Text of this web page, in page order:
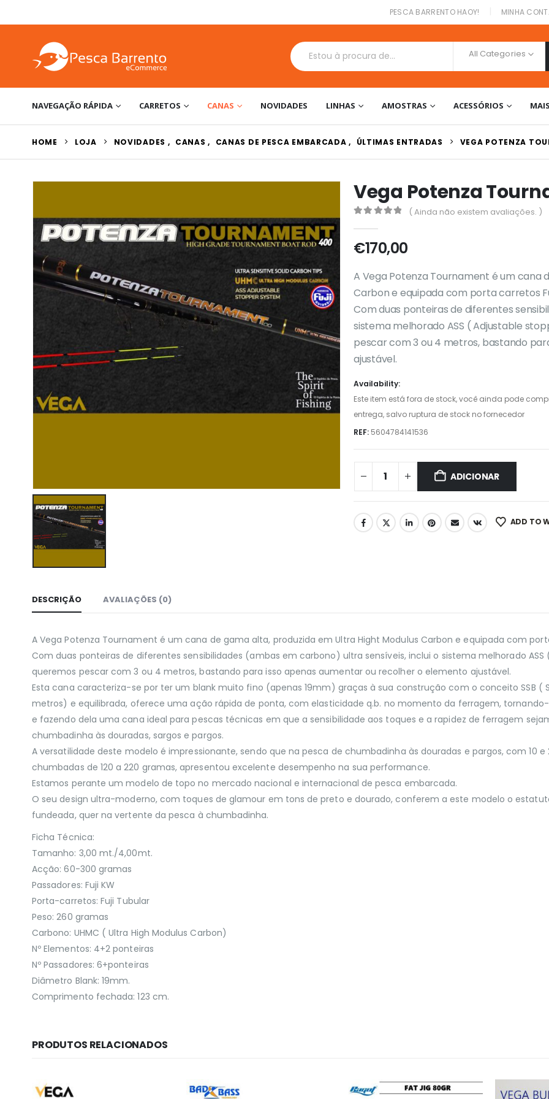
PESCA BARRENTO HAOY! MINHA
All Categories
NAVEGAÇÃO RÁPIDA CARRETOS CANAS NOVIDADES LINHAS AMOSTRAS ACESSÓRIOS
HOME LOJA NOVIDADES , CANAS , CANAS DE PESCA EMBARCADA , ÚLTIMAS ENTRADAS VEGA POTENZA
Vega Potenza
( Ainda não existem avaliações. )
€170,00
A Vega Potenza Tournament é um cana
Carbon e equipada com porta carretos
Com duas ponteiras de diferentes
sistema melhorado ASS ( Adjustable
pescar com 3 ou 4 metros, bastando
ajustável.
Availability:
Este item está fora de stock, você ainda pode
entrega, salvo ruptura de stock no fornecedor
REF: 5604784141536
ADICIONAR
ADD TO
DESCRIÇÃO AVALIAÇÕES (0)
A Vega Potenza Tournament é um cana de gama alta, produzida em Ultra Hight Modulus Carbon e equipada com porta
Com duas ponteiras de diferentes sensibilidades (ambas em carbono) ultra sensíveis, inclui o sistema melhorado
queremos pescar com 3 ou 4 metros, bastando para isso apenas aumentar ou recolher o elemento ajustável.
Esta cana caracteriza-se por ter um blank muito fino (apenas 19mm) graças à sua construção com o conceito SSB (
metros) e equilibrada, oferece uma ação rápida de ponta, com elasticidade q.b. no momento da ferragem,
e fazendo dela uma cana ideal para pescas técnicas em que a sensibilidade aos toques e a rapidez de ferragem
chumbadinha às douradas, sargos e pargos.
A versatilidade deste modelo é impressionante, sendo que na pesca de chumbadinha às douradas e pargos, com
chumbadas de 120 a 220 gramas, apresentou excelente desempenho na sua performance.
Estamos perante um modelo de topo no mercado nacional e internacional de pesca embarcada.
O seu design ultra-moderno, com toques de glamour em tons de preto e dourado, conferem a este modelo o
fundeada, quer na vertente da pesca à chumbadinha.
Ficha Técnica:
Tamanho: 3,00 mt./4,00mt.
Acção: 60-300 gramas
Passadores: Fuji KW
Porta-carretos: Fuji Tubular
Peso: 260 gramas
Carbono: UHMC ( Ultra High Modulus Carbon)
Nº Elementos: 4+2 ponteiras
Nº Passadores: 6+ponteiras
Diâmetro Blank: 19mm.
Comprimento fechada: 123 cm.
PRODUTOS RELACIONADOS